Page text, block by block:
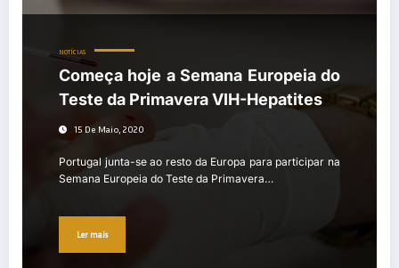
NOTÍCIAS
Começa hoje a Semana Europeia do
Teste da Primavera VIH-Hepatites
15 De Maio, 2020
Portugal junta-se ao resto da Europa para participar na
Semana Europeia do Teste da Primavera…
Ler mais